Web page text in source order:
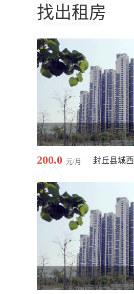
找出租房
200.0 元/月